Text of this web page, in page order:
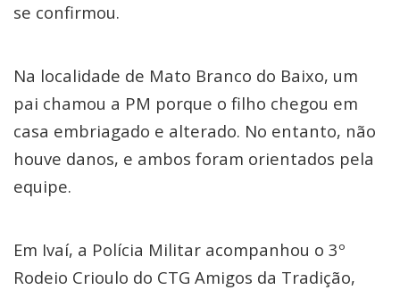
se confirmou.
Na localidade de Mato Branco do Baixo, um
pai chamou a PM porque o filho chegou em
casa embriagado e alterado. No entanto, não
houve danos, e ambos foram orientados pela
equipe.
Em Ivaí, a Polícia Militar acompanhou o 3º
Rodeio Crioulo do CTG Amigos da Tradição,